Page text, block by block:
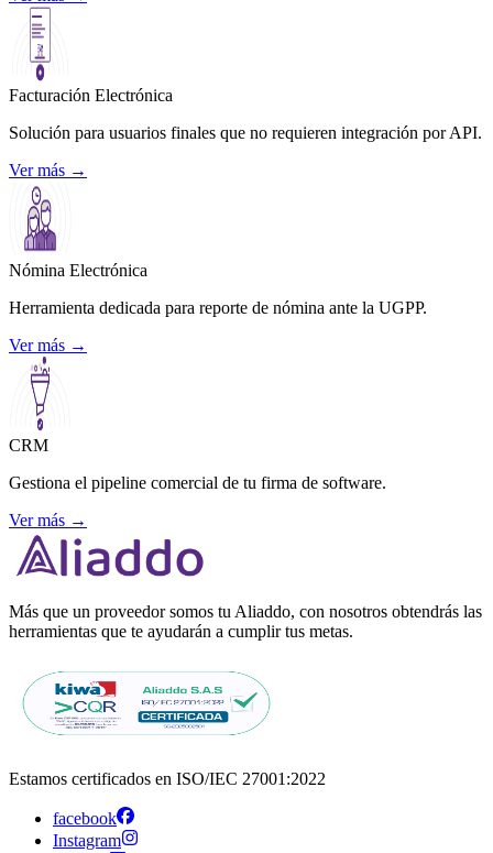
Facturación Electrónica
Solución para usuarios finales que no requieren integración por API.
Ver más →
Nómina Electrónica
Herramienta dedicada para reporte de nómina ante la UGPP.
Ver más →
CRM
Gestiona el pipeline comercial de tu firma de software.
Ver más →
Más que un proveedor somos tu Aliaddo, con nosotros obtendrás las
herramientas que te ayudarán a cumplir tus metas.
Estamos certificados en ISO/IEC 27001:2022
facebook
Instagram